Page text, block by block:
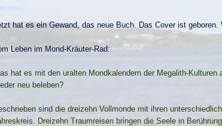
hat es ein Gewand, das neue Buch. Das Cover ist geboren.
Leben im Mond-Kräuter-Rad:
hat es mit den uralten Mondkalendern der Megalith-Kulturen
neu beleben?
sind die dreizehn Vollmonde mit ihren
Dreizehn Traumreisen bringen die Seele in